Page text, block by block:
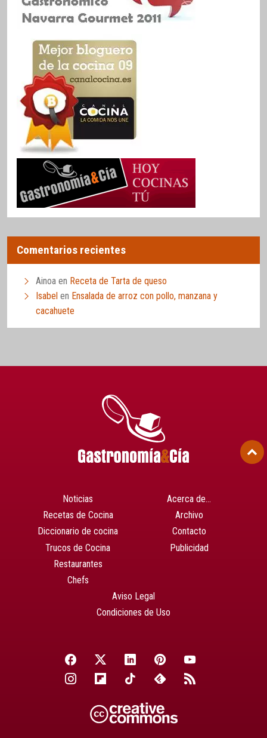
Comentarios recientes
Ainoa en Receta de Tarta de queso
Isabel en Ensalada de arroz con pollo, manzana y
cacahuete
Noticias
Recetas de Cocina
Diccionario de cocina
Trucos de Cocina
Restaurantes
Chefs
Acerca de…
Archivo
Contacto
Publicidad
Aviso Legal
Condiciones de Uso